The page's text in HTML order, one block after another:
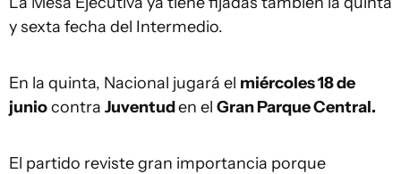
y sexta fecha del Intermedio.
En la quinta, Nacional jugará el miércoles 18 de
juniocontra Juventuden el Gran Parque Central.
El partido reviste gran importancia porque